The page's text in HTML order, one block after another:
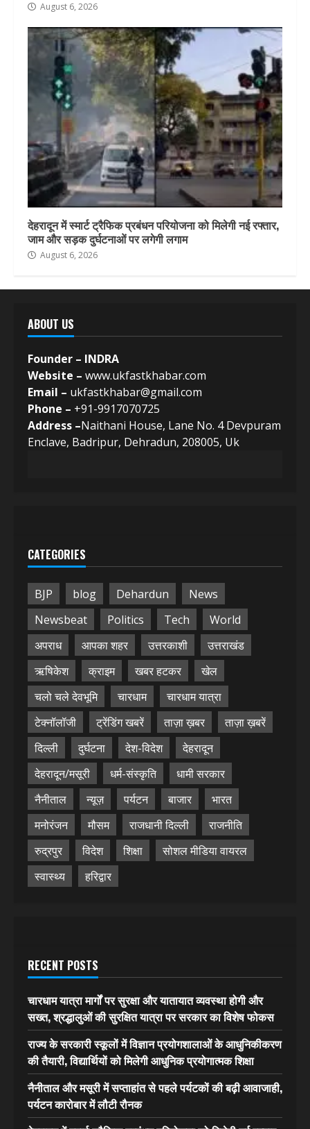
August 6, 2026
देहरादून में स्मार्ट ट्रैफिक प्रबंधन परियोजना को मिलेगी नई रफ्तार,
जाम और सड़क दुर्घटनाओं पर लगेगी लगाम
August 6, 2026
ABOUT US
Founder – INDRA
Website – www.ukfastkhabar.com
Email – ukfastkhabar@gmail.com
Phone – +91-9917070725
Address –Naithani House, Lane No. 4 Devpuram
Enclave, Badripur, Dehradun, 208005, Uk
CATEGORIES
BJP blog Dehardun
News
Newsbeat
Politics Tech
World
अपराध
आपका शहर उत्तरकाशी
उत्तराखंड
ऋषिकेश
क्राइम खबर हटकर
खेल
चलो चले देवभूमि
चारधाम
चारधाम यात्रा
टेक्नॉलॉजी
ट्रेंडिंग खबरें ताज़ा ख़बर
ताज़ा ख़बरें
दिल्ली
दुर्घटना देश-विदेश
देहरादून
देहरादून/मसूरी
धर्म-संस्कृति
धामी सरकार
नैनीताल
न्यूज़ पर्यटन बाजार
भारत
मनोरंजन
मौसम राजधानी दिल्ली
राजनीति
रुद्रपुर
विदेश शिक्षा
सोशल मीडिया वायरल
स्वास्थ्य
हरिद्वार
RECENT POSTS
चारधाम यात्रा मार्गों पर सुरक्षा और यातायात व्यवस्था होगी और
सख्त, श्रद्धालुओं की सुरक्षित यात्रा पर सरकार का विशेष फोकस
राज्य के सरकारी स्कूलों में विज्ञान प्रयोगशालाओं के आधुनिकीकरण
की तैयारी, विद्यार्थियों को मिलेगी आधुनिक प्रयोगात्मक शिक्षा
नैनीताल और मसूरी में सप्ताहांत से पहले पर्यटकों की बढ़ी आवाजाही,
पर्यटन कारोबार में लौटी रौनक